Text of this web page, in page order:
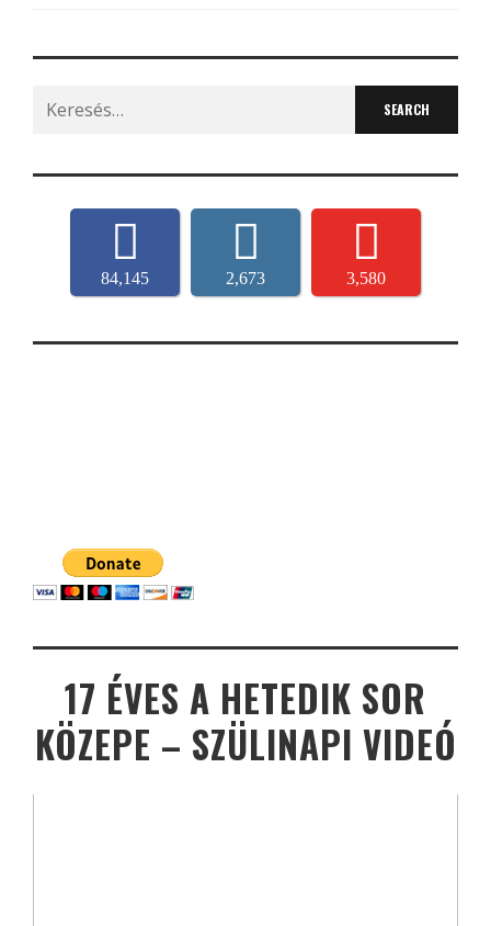
Search
for:
84,145 2,673 3,580
17 ÉVES A HETEDIK SOR
KÖZEPE – SZÜLINAPI VIDEÓ